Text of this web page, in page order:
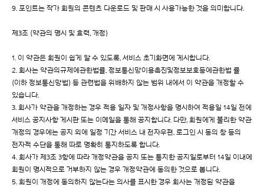
9. 포인트는 작가 회원의 콘텐츠 다운로드 및 판매 시 사용가능한 것을 의미합니다.
제3조 (약관의 명시 및 효력, 개정)
1. 이 약관은 회원이 쉽게 알 수 있도록, 서비스 초기화면에 게시합니다.
2. 회사는 약관의규제에관한법률, 정보통신망이용촉진및정보보호등에관한법 률
(이하 정보통신망법) 등 관련법을 위배하지 않는 범위 내에서 이 약관을 개정할 수
있습니다.
3. 회사가 약관을 개정하는 경우 적용 일자 및 개정사항을 명시하여 적용일 14일 전에
서비스 공지사항 게시판 또는 이메일을 통해 공지합니다. 다만, 회원에게 불리한 약관
개정의 경우에는 공지 외에 일정 기간 서비스 내 전자우편, 로그인 시 동의 창 등의
전자적 수단을 통해 따로 명확히 통지하도록 합니다.
4. 회사가 제3조 3항에 따라 개정약관을 공지 또는 통지한 공지일로부터 14일 이내에
회원이 명시적으로 거부하지 않는 경우 개정약관에 동의한 것으로 봅니다.
5. 회원이 개정에 동의하지 않는다는 의사를 표시한 경우 회사는 개정된 약관을